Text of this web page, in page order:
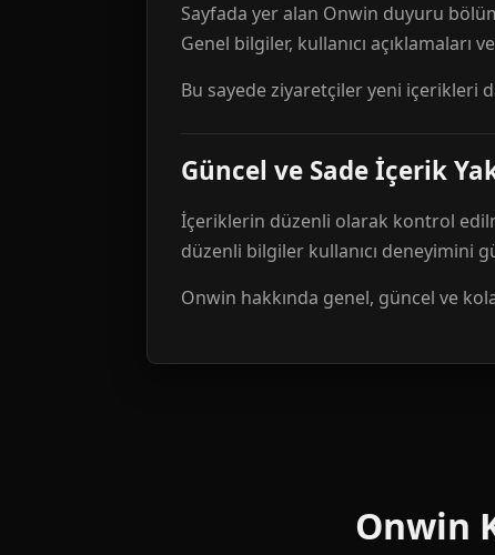
Sayfada yer alan Onwin duyuru
Genel bilgiler, kullanıcı
Bu sayede ziyaretçiler yeni içerikleri
Güncel ve Sade İçerik
İçeriklerin düzenli olarak kontrol
düzenli bilgiler kullanıcı deneyimini
Onwin hakkında genel, güncel ve
Onwin